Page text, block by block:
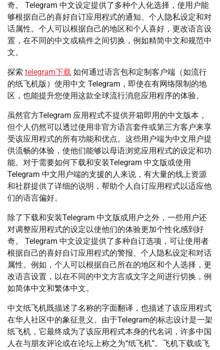
奇。 Telegram 中文设定提供了多种个人化选择，使用户能
够根据自己的喜好自订应用程式的通知、个人隐私设定和对
话属性。个人可以根据自己的地区和个人喜好，更改语言设
置，在不同的中文或稿件之间切换，例如精简中文和规范中
文。
探索 telegram下载 如何通过语言包和定制客户端（如流行
的纸飞机版）使用中文 Telegram，即使在有网络限制的地
区，也能提升您使用这款全球流行消息应用程序的体验。
虽然官方Telegram 应用程式不提供开箱即用的中文版本，
但个人仍然可以透过使用非官方语言套件或第三方客户来享
受该应用程式的所有功能和优点。这些用户端为中文用户提
供流畅的体验，使他们能够以母语浏览应用程式的设定和功
能。对于需要如何下载和安装Telegram 中文版或使用
Telegram 中文用户端的支援的人来说，有大量的线上资源
和社群提供了详细的说明，帮助个人自订应用程式以适应他
们的语言偏好。
除了下载和安装Telegram 中文版或用户之外，一些用户还
对调整应用程式的设定以使他们的体验更加个性化感到好
奇。 Telegram 中文设定提供了多种自订选项，可让使用者
根据自己的喜好自订应用程式的警报、个人隐私设定和对话
属性。例如，个人可以根据自己所在的地区和个人选择，更
改语言设置，以在不同的中文方言或文字之间进行切换，例
如简体中文和繁体中文。
中文纸飞机既描述了名称的字面翻译，也描述了该应用程式
在华人社区中的象征意义。由于Telegram的标志设计是一架
纸飞机，它最终成为了该应用程式本身的代名词，许多中国
人在与朋友评论或在论坛上称之为“纸飞机”。飞机下载或飞